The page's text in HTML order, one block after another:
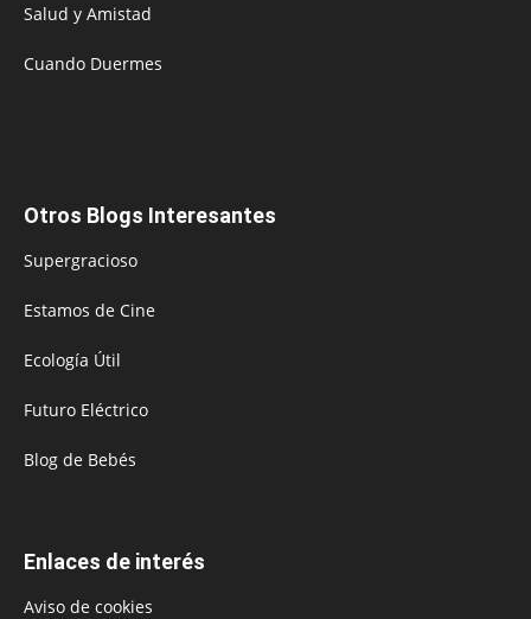
Salud y Amistad
Cuando Duermes
Otros Blogs Interesantes
Supergracioso
Estamos de Cine
Ecología Útil
Futuro Eléctrico
Blog de Bebés
Enlaces de interés
Aviso de cookies